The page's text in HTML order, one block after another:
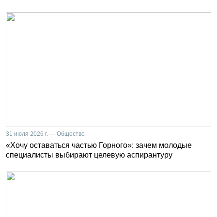
31 июля 2026 г. — Общество
«Хочу оставаться частью Горного»: зачем молодые
специалисты выбирают целевую аспирантуру